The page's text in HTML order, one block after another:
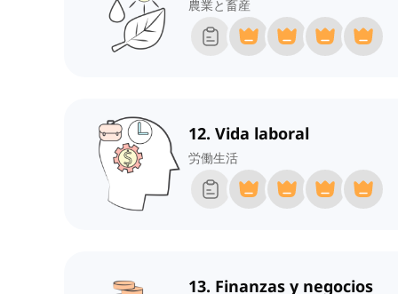
農業と畜産
12. Vida laboral
労働生活
13. Finanzas y negocios